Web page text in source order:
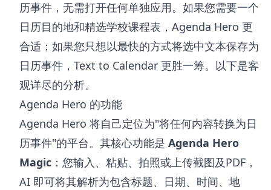
历事件，无需打开任何单独应用。如果您需要一个
日历目的地和精选学校课程表，Agenda Hero 更
合适；如果您只想以最快的方式将选中文本保存为
日历事件，Text to Calendar 更胜一筹。以下是客
观详尽的分析。
Agenda Hero 的功能
Agenda Hero 将自己定位为"将任何内容转换为日
历事件"的平台。其核心功能是 Agenda Hero
Magic ：您输入、粘贴、拍照或上传截图及PDF，
AI 即可将其解析为包含标题、日期、时间、地